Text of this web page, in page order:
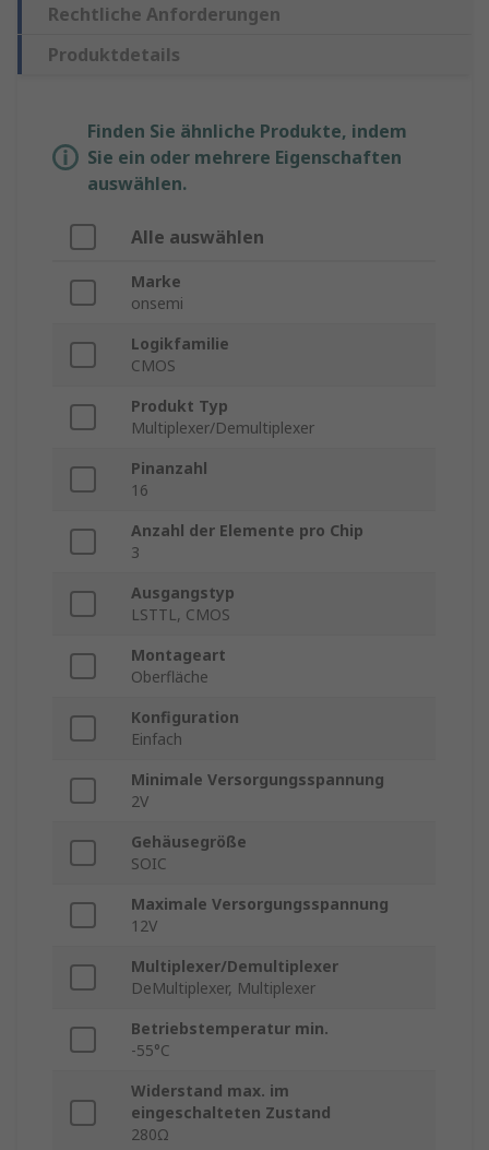
Rechtliche Anforderungen
Produktdetails
Finden Sie ähnliche Produkte, indem
Sie ein oder mehrere Eigenschaften
auswählen.
Alle auswählen
Marke
onsemi
Logikfamilie
CMOS
Produkt Typ
Multiplexer/Demultiplexer
Pinanzahl
16
Anzahl der Elemente pro Chip
3
Ausgangstyp
LSTTL, CMOS
Montageart
Oberfläche
Konfiguration
Einfach
Minimale Versorgungsspannung
2V
Gehäusegröße
SOIC
Maximale Versorgungsspannung
12V
Multiplexer/Demultiplexer
DeMultiplexer, Multiplexer
Betriebstemperatur min.
-55°C
Widerstand max. im
eingeschalteten Zustand
280Ω